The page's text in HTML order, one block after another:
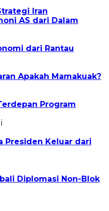
Iran
AS dari Dalam
dari Rantau
Apakah Mamakuak?
Program
Presiden Keluar dari
Diplomasi Non-Blok